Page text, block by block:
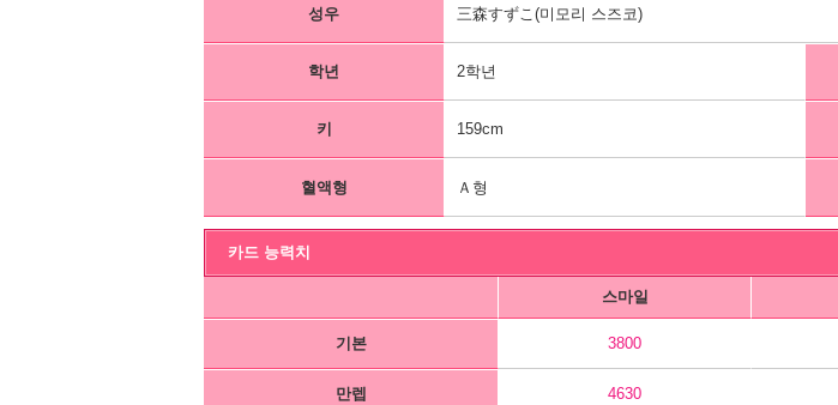
성우 三森すずこ(미모리 스즈코)
학년 2학년
키 159cm
혈액형 Ａ형
카드 능력치
스마일
기본 3800
만렙 4630